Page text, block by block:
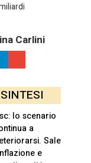
Carlini
lo scenario
a
Sale
e